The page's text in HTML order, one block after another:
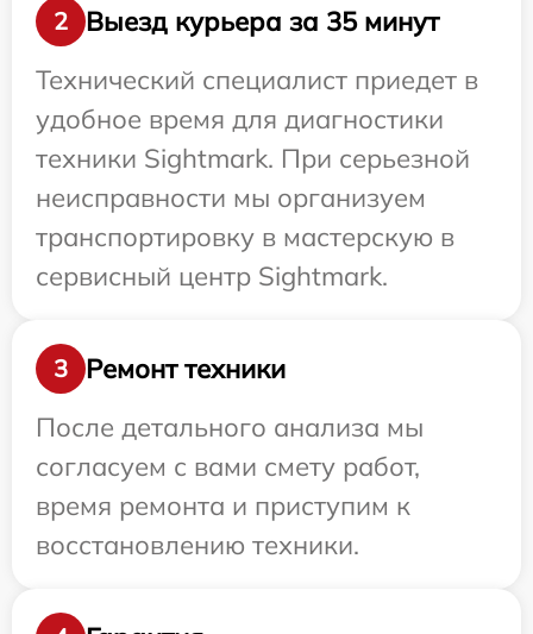
2
Выезд курьера за 35 минут
Технический специалист приедет в
удобное время для диагностики
техники Sightmark. При серьезной
неисправности мы организуем
транспортировку в мастерскую в
сервисный центр Sightmark.
3
Ремонт техники
После детального анализа мы
согласуем с вами смету работ,
время ремонта и приступим к
восстановлению техники.